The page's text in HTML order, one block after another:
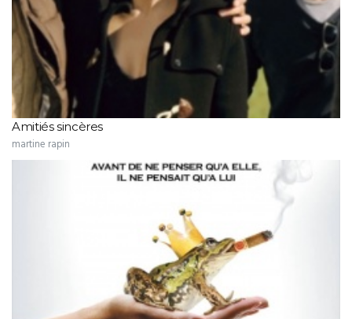
Amitiés sincères
martine rapin